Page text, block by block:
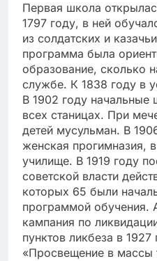
Первая школа
1797 году, в ней
из солдатских и
программа была
образование, сколько
службе. К 1838 году в
В 1902 году
всех станицах. При
детей мусульман. В
женская прогимназия,
училище. В 1919 году
советской власти
которых 65 были
программой обучения.
кампания по
пунктов ликбеза в
«Просвещение в массы